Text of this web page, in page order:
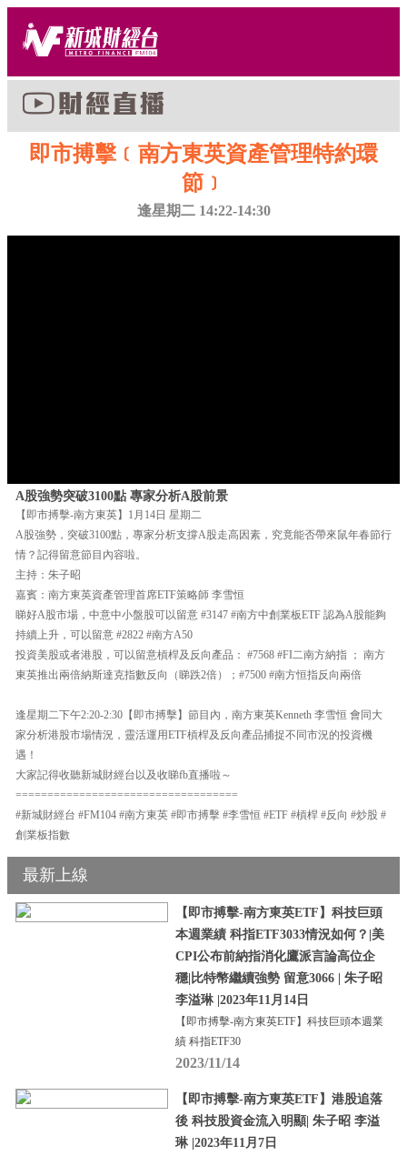
即市搏擊﹝南方東英資產管理特約環
節﹞
逢星期二 14:22-14:30
A股強勢突破3100點 專家分析A股前景
【即市搏擊-南方東英】1月14日 星期二
A股強勢，突破3100點，專家分析支撐A股走高因素，究竟能否帶來鼠年春節行
情？記得留意節目內容啦。
主持：朱子昭
嘉賓：南方東英資產管理首席ETF策略師 李雪恒
睇好A股市場，中意中小盤股可以留意 #3147 #南方中創業板ETF 認為A股能夠
持續上升，可以留意 #2822 #南方A50
投資美股或者港股，可以留意槓桿及反向產品： #7568 #FI二南方納指 ； 南方
東英推出兩倍納斯達克指數反向（睇跌2倍）；#7500 #南方恒指反向兩倍
逢星期二下午2:20-2:30【即市搏擊】節目內，南方東英Kenneth 李雪恒 會同大
家分析港股市場情況，靈活運用ETF槓桿及反向產品捕捉不同市況的投資機
遇！
大家記得收聽新城財經台以及收睇fb直播啦～
===================================
#新城財經台 #FM104 #南方東英 #即市搏擊 #李雪恒 #ETF #槓桿 #反向 #炒股 #
創業板指數
最新上線
【即市搏擊-南方東英ETF】科技巨頭
本週業績 科指ETF3033情況如何？|美
CPI公布前納指消化鷹派言論高位企
穩|比特幣繼續強勢 留意3066 | 朱子昭
李溢琳 |2023年11月14日
【即市搏擊-南方東英ETF】科技巨頭本週業
績 科指ETF30
2023/11/14
【即市搏擊-南方東英ETF】港股追落
後 科技股資金流入明顯| 朱子昭 李溢
琳 |2023年11月7日